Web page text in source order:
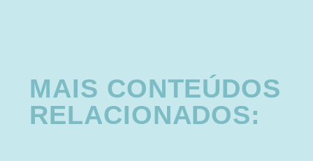
MAIS CONTEÚDOS
RELACIONADOS: